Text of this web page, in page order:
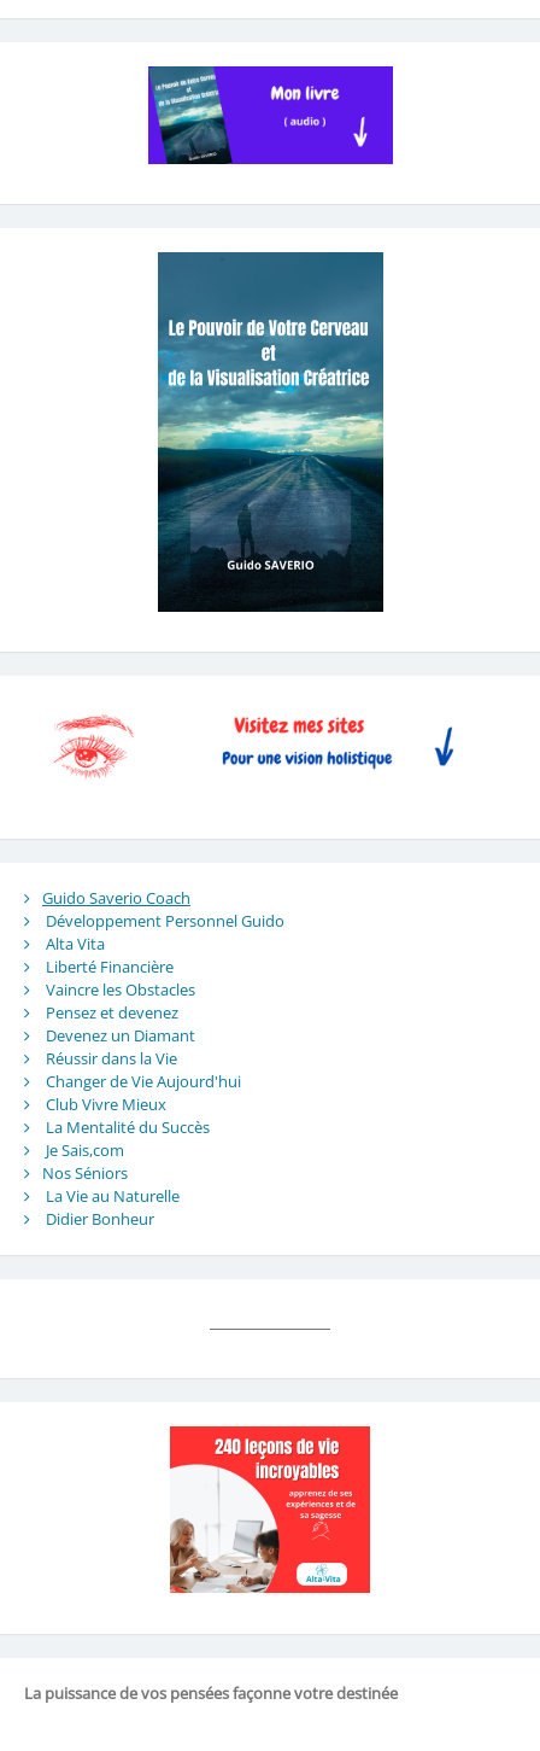
Guido Saverio Coach
Développement Personnel Guido
Alta Vita
Liberté Financière
Vaincre les Obstacles
Pensez et devenez
Devenez un Diamant
Réussir dans la Vie
Changer de Vie Aujourd'hui
Club Vivre Mieux
La Mentalité du Succès
Je Sais,com
Nos Séniors
La Vie au Naturelle
Didier Bonheur
La puissance de vos pensées façonne votre destinée